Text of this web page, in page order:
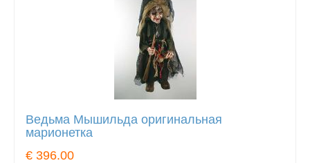
Ведьма Мышильда оригинальная
марионетка
€ 396.00